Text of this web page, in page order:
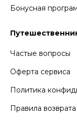
Бонусная
Частые вопросы
Оферта сервиса
Политика
Правила возврата